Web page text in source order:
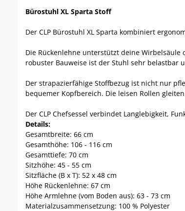
Bürostuhl XL Sparta Stoff
Der CLP Bürostuhl XL Sparta kombiniert
Die Rückenlehne unterstützt deine
robuster Bauweise ist der Stuhl sehr belastbar
Der strapazierfähige Stoffbezug ist nicht nur
bequemer Kopfbereich. Die leisen Rollen
Der CLP Chefsessel verbindet Langlebigkeit,
Details:
Gesamtbreite: 66 cm
Gesamthöhe: 106 - 116 cm
Gesamttiefe: 70 cm
Sitzhöhe: 45 - 55 cm
Sitzfläche (B x T): 52 x 48 cm
Höhe Rückenlehne: 67 cm
Höhe Armlehne (vom Boden aus): 63 - 73 cm
Materialzusammensetzung: 100 % Polyester